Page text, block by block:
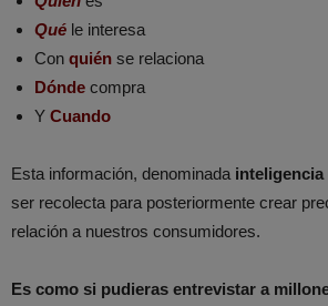
Qué le interesa
Con quién se relaciona
Dónde compra
Y Cuando
Esta información, denominada inteligencia
ser recolecta para posteriormente crear
relación a nuestros consumidores.
Es como si pudieras entrevistar a